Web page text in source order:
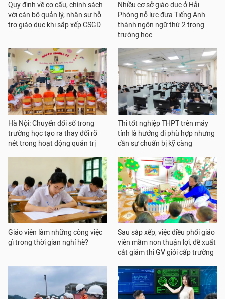
Quy định về cơ cấu, chính sách
với cán bộ quản lý, nhân sự hỗ
trợ giáo dục khi sắp xếp CSGD
Nhiều cơ sở giáo dục ở Hải
Phòng nỗ lực đưa Tiếng Anh
thành ngôn ngữ thứ 2 trong
trường học
Hà Nội: Chuyển đổi số trong
trường học tạo ra thay đổi rõ
nét trong hoạt động quản trị
Thi tốt nghiệp THPT trên máy
tính là hướng đi phù hợp nhưng
cần sự chuẩn bị kỹ càng
Giáo viên làm những công việc
gì trong thời gian nghỉ hè?
Sau sắp xếp, việc điều phối giáo
viên mầm non thuận lợi, đề xuất
cắt giảm thi GV giỏi cấp trường